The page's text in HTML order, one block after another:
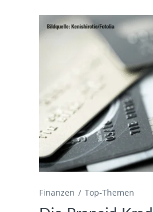
Finanzen Top-Themen